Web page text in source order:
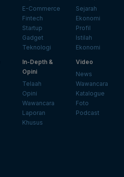
E-Commerce
Fintech
Startup
Gadget
Teknologi
Sejarah
Ekonomi
Profil
Istilah
Ekonomi
In-Depth &
Opini
Telaah
Opini
Wawancara
Laporan
Khusus
Video
News
Wawancara
Katalogue
Foto
Podcast